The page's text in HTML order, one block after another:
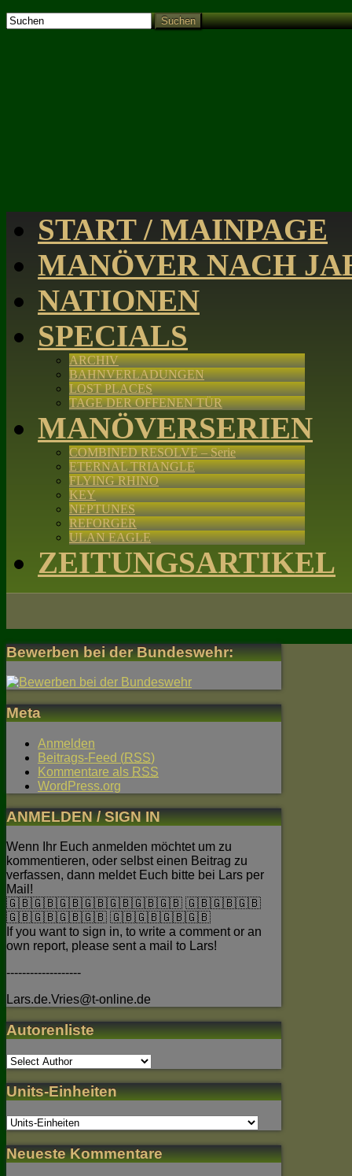
Suchen
START / MAINPAGE
MANÖVER NACH
NATIONEN
SPECIALS
ARCHIV
BAHNVERLADUNGEN
LOST PLACES
TAGE DER OFFENEN TÜR
MANÖVERSERIEN
COMBINED RESOLVE – Serie
ETERNAL TRIANGLE
FLYING RHINO
KEY
NEPTUNES
REFORGER
ULAN EAGLE
ZEITUNGSARTIKEL
Bewerben bei der Bundeswehr:
Meta
Anmelden
Beitrags-Feed (RSS)
Kommentare als RSS
WordPress.org
ANMELDEN / SIGN IN
Wenn Ihr Euch anmelden möchtet um zu
kommentieren, oder selbst einen Beitrag zu
verfassen, dann meldet Euch bitte bei Lars per
Mail!
🇬🇧🇬🇧🇬🇧🇬🇧🇬🇧🇬🇧🇬🇧 🇬🇧🇬🇧🇬🇧
🇬🇧🇬🇧🇬🇧🇬🇧 🇬🇧🇬🇧🇬🇧🇬🇧
If you want to sign in, to write a comment or an
own report, please sent a mail to Lars!
-------------------
Lars.de.Vries@t-online.de
Autorenliste
Units-Einheiten
Neueste Kommentare